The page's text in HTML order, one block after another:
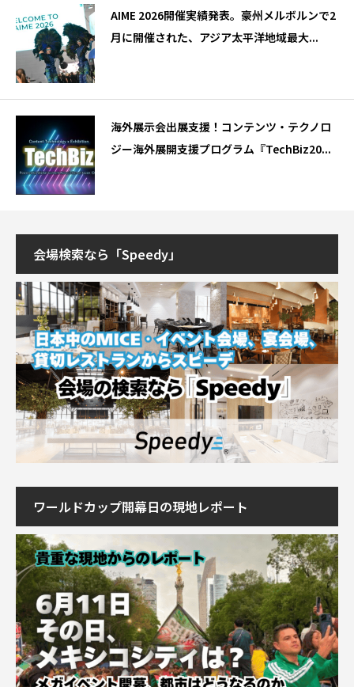
AIME 2026開催実績発表。豪州メルボルンで2
月に開催された、アジア太平洋地域最大...
海外展示会出展支援！コンテンツ・テクノロ
ジー海外展開支援プログラム『TechBiz20...
会場検索なら「Speedy」
ワールドカップ開幕日の現地レポート